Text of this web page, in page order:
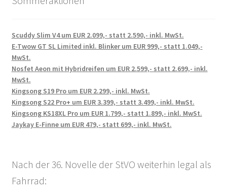
Scuddy Slim V4 um EUR 2.099,- statt 2.590,- inkl. MwSt.
E-Twow GT SL Limited inkl. Blinker um EUR 999,- statt 1.049,-
MwSt.
Nosfet Aeon mit Hybridreifen um EUR 2.599,- statt 2.699,- inkl.
MwSt.
Kingsong S19 Pro um EUR 2.299,- inkl. MwSt.
Kingsong S22 Pro+ um EUR 3.399,- statt 3.499,- inkl. MwSt.
Kingsong KS18XL Pro um EUR 1.799,- statt 1.899,- inkl. MwSt.
Jaykay E-Finne um EUR 479,- statt 699,- inkl. MwSt.
Nach der 36. Novelle der StVO weiterhin legal als
Fahrrad: